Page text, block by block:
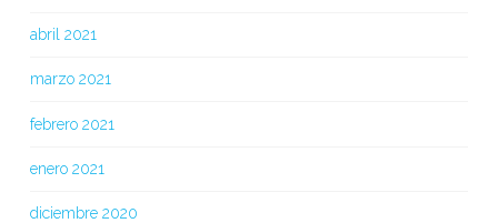
abril 2021
marzo 2021
febrero 2021
enero 2021
diciembre 2020